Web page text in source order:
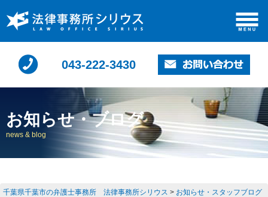
043-222-3430
お知らせ・ブログ
news & blog
千葉県千葉市の弁護士事務所 法律事務所シリウス > お知らせ・スタッフブログ